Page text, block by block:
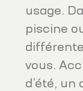
usage.
piscine
vous.
d’été, un